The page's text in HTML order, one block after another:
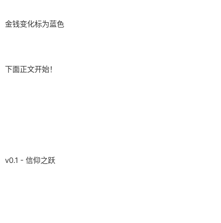
金钱变化标为蓝色
下面正文开始！
v0.1 - 信仰之跃